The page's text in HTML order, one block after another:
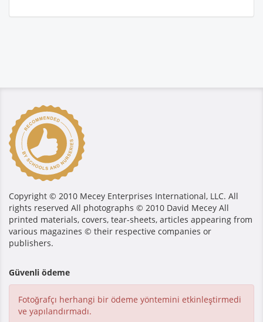
Copyright © 2010 Mecey Enterprises International, LLC. All
rights reserved All photographs © 2010 David Mecey All
printed materials, covers, tear-sheets, articles appearing from
various magazines © their respective companies or
publishers.
Güvenli ödeme
Fotoğrafçı herhangi bir ödeme yöntemini etkinleştirmedi
ve yapılandırmadı.